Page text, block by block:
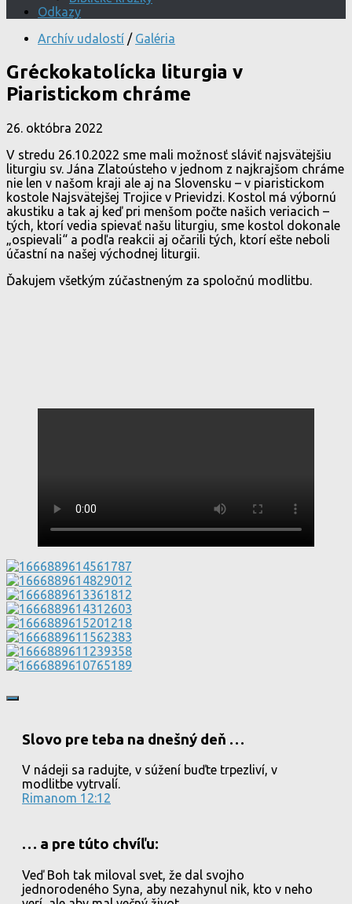
Odkazy
Archív udalostí / Galéria
Gréckokatolícka liturgia v
Piaristickom chráme
26. októbra 2022
V stredu 26.10.2022 sme mali možnosť sláviť najsvätejšiu
liturgiu sv. Jána Zlatoústeho v jednom z najkrajšom chráme
nie len v našom kraji ale aj na Slovensku – v piaristickom
kostole Najsvätejšej Trojice v Prievidzi. Kostol má výbornú
akustiku a tak aj keď pri menšom počte našich veriacich –
tých, ktorí vedia spievať našu liturgiu, sme kostol dokonale
„ospievali“ a podľa reakcii aj očarili tých, ktorí ešte neboli
účastní na našej východnej liturgii.
Ďakujem všetkým zúčastneným za spoločnú modlitbu.
Slovo pre teba na dnešný deň …
V nádeji sa radujte, v súžení buďte trpezliví, v
modlitbe vytrvalí.
Rimanom 12:12
… a pre túto chvíľu:
Veď Boh tak miloval svet, že dal svojho
jednorodeného Syna, aby nezahynul nik, kto v neho